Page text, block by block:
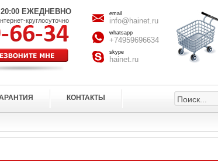
ЕЖЕДНЕВНО
круглосуточно
email
info@hainet.ru
whatsapp
+74959696634
skype
hainet.ru
КОНТАКТЫ